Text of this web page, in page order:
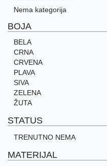
Nema kategorija
BOJA
BELA
CRNA
CRVENA
PLAVA
SIVA
ZELENA
ŽUTA
STATUS
TRENUTNO NEMA
MATERIJAL